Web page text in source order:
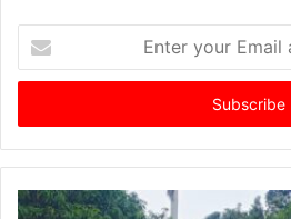
your
Email